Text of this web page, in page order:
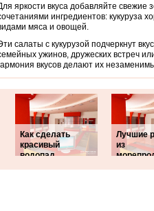
яркости вкуса добавляйте свежие
ингредиентов: кукуруза
мяса и овощей.
салаты с кукурузой подчеркнут
ужинов, дружеских встреч
вкусов делают их
Как сделать
красивый
водопад
Лучшие
из